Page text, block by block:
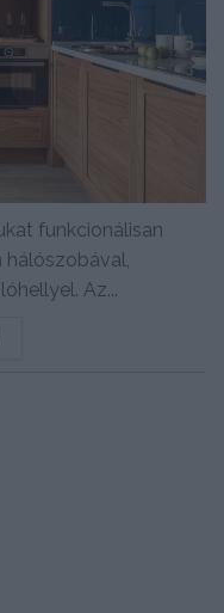
funkcionálisan
hálószobával,
Az...